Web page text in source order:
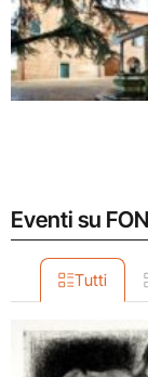
Eventi su
Tutti